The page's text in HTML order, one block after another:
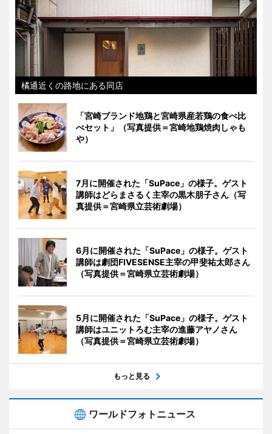
橘通近くの路地にある同店
「宮崎ブランド地鶏と宮崎県産若鶏の食べ比
べセット」（写真提供＝宮崎地鶏焼肉しゃも
や）
7月に開催された「SuPace」の様子。ゲスト
講師はどらまさるく主宰の黒木朋子さん（写
真提供＝宮崎県立芸術劇場）
6月に開催された「SuPace」の様子。ゲスト
講師は劇団FIVESENSE主宰の甲斐祐太郎さん
（写真提供＝宮崎県立芸術劇場）
5月に開催された「SuPace」の様子。ゲスト
講師はユニットろむ主宰の進藤アヤノさん
（写真提供＝宮崎県立芸術劇場）
もっと見る
ワールドフォトニュース